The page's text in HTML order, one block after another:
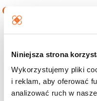
Niniejsza strona
Wykorzystujemy pliki
i reklam, aby oferować
analizować ruch w